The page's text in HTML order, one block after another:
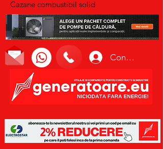
Cazane combustibil solid
Conectează-te